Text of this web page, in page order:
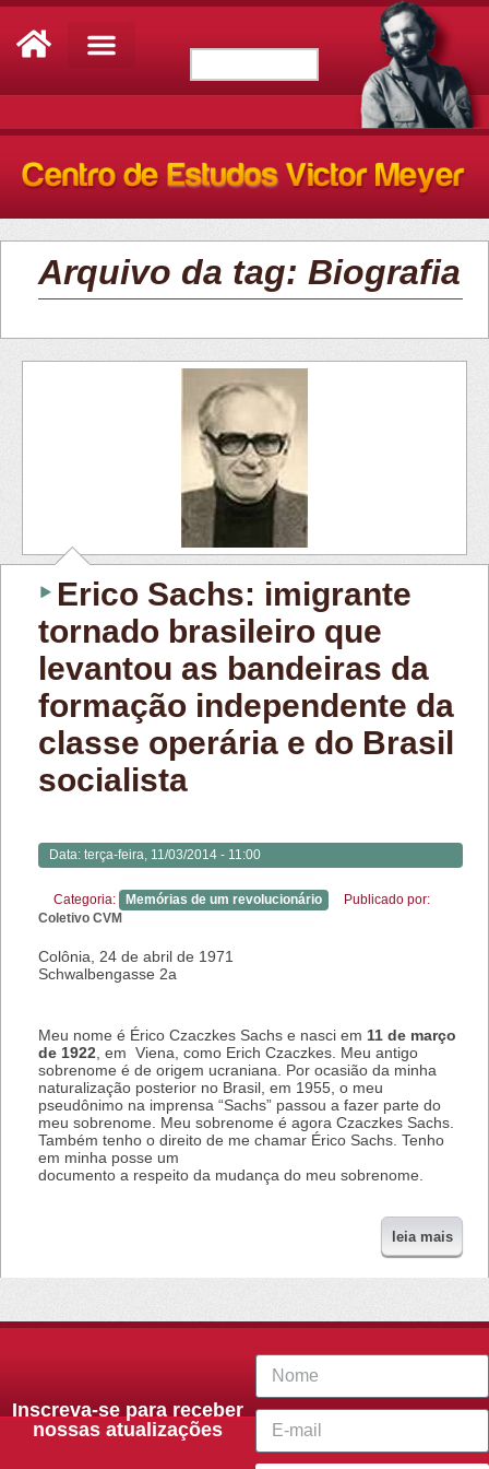
Arquivo da tag: Biografia
Erico Sachs: imigrante
tornado brasileiro que
levantou as bandeiras da
formação independente da
classe operária e do Brasil
socialista
Data: terça-feira, 11/03/2014 - 11:00
Categoria: Memórias de um revolucionário
Publicado por:
Coletivo CVM
Colônia, 24 de abril de 1971
Schwalbengasse 2a
Meu nome é Érico Czaczkes Sachs e nasci em 11 de março
de 1922, em Viena, como Erich Czaczkes. Meu antigo
sobrenome é de origem ucraniana. Por ocasião da minha
naturalização posterior no Brasil, em 1955, o meu
pseudônimo na imprensa “Sachs” passou a fazer parte do
meu sobrenome. Meu sobrenome é agora Czaczkes Sachs.
Também tenho o direito de me chamar Érico Sachs. Tenho
em minha posse um
documento a respeito da mudança do meu sobrenome.
leia mais
Inscreva-se para receber
nossas atualizações